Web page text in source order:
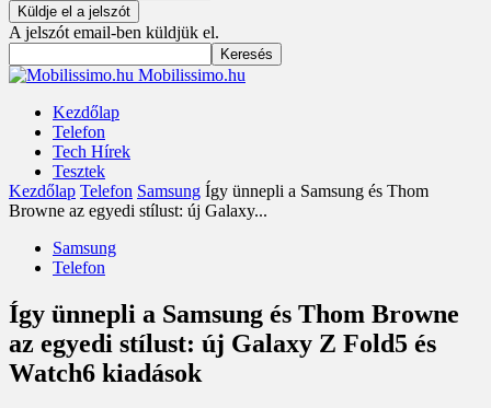
A jelszót email-ben küldjük el.
Mobilissimo.hu
Kezdőlap
Telefon
Tech Hírek
Tesztek
Kezdőlap Telefon Samsung Így ünnepli a Samsung és Thom
Browne az egyedi stílust: új Galaxy...
Samsung
Telefon
Így ünnepli a Samsung és Thom Browne
az egyedi stílust: új Galaxy Z Fold5 és
Watch6 kiadások